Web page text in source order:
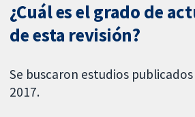
¿Cuál es el grado de
de esta revisión?
Se buscaron estudios
2017.